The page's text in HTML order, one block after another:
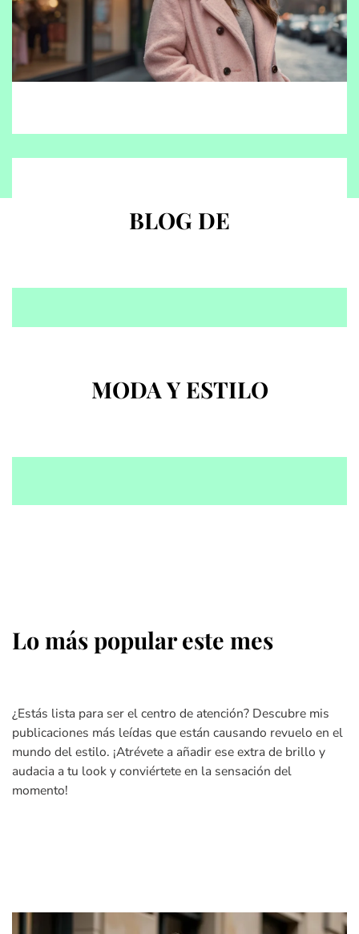
BLOG DE
MODA Y ESTILO
Lo más popular este mes
¿Estás lista para ser el centro de atención? Descubre mis
publicaciones más leídas que están causando revuelo en el
mundo del estilo. ¡Atrévete a añadir ese extra de brillo y
audacia a tu look y conviértete en la sensación del
momento!